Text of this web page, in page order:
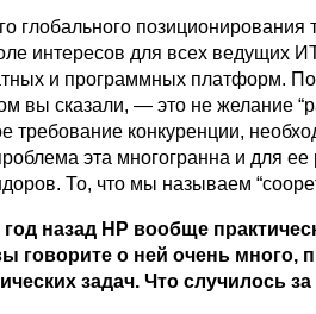
глобального позиционирования
интересов для всех ведущих
и программных платформ.
вы сказали, — это не желание
требование конкуренции,
эта многогранна и для
То, что мы называем
назад HP вообще
говорите о ней очень много,
задач. Что случилось